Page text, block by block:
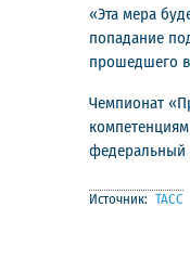
«Эта мера
попадание
прошедшего
Чемпионат
федеральный
Источник: ТАСС